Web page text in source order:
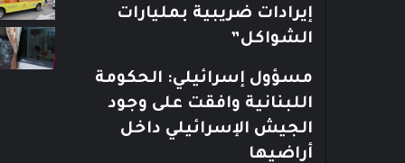
إيرادات ضريبية بمليارات
الشواكل”
مسؤول إسرائيلي: الحكومة
اللبنانية وافقت على وجود
الجيش الإسرائيلي داخل
أراضيها